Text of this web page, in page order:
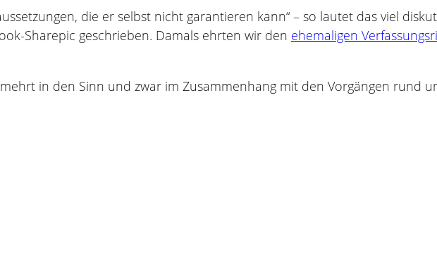
die er selbst nicht garantieren kann“ – so lautet das viel
Sharepic geschrieben. Damals ehrten wir den ehemaligen
in den Sinn und zwar im Zusammenhang mit den Vorgängen rund